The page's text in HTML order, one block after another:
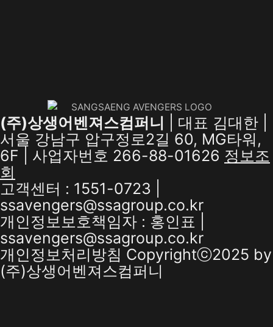
(주)상생어벤져스컴퍼니 | 대표 김대한 |
서울 강남구 압구정로2길 60, MG타워,
6F | 사업자번호 266-88-01626 정보조
회
고객센터 : 1551-0723 |
ssavengers@ssagroup.co.kr
개인정보보호책임자 : 홍인표 |
ssavengers@ssagroup.co.kr
개인정보처리방침 Copyrightⓒ2025 by
(주)상생어벤져스컴퍼니